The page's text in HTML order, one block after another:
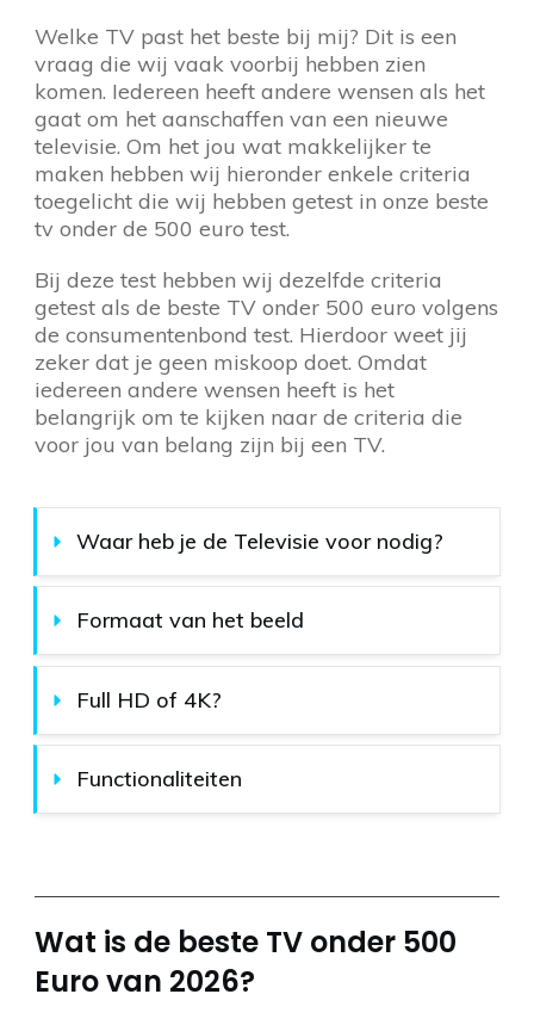
Welke TV past het beste bij mij? Dit is een
vraag die wij vaak voorbij hebben zien
komen. Iedereen heeft andere wensen als het
gaat om het aanschaffen van een nieuwe
televisie. Om het jou wat makkelijker te
maken hebben wij hieronder enkele criteria
toegelicht die wij hebben getest in onze beste
tv onder de 500 euro test.
Bij deze test hebben wij dezelfde criteria
getest als de beste TV onder 500 euro volgens
de consumentenbond test. Hierdoor weet jij
zeker dat je geen miskoop doet. Omdat
iedereen andere wensen heeft is het
belangrijk om te kijken naar de criteria die
voor jou van belang zijn bij een TV.
Waar heb je de Televisie voor nodig?
Formaat van het beeld
Full HD of 4K?
Functionaliteiten
Wat is de beste TV onder 500
Euro van 2026?